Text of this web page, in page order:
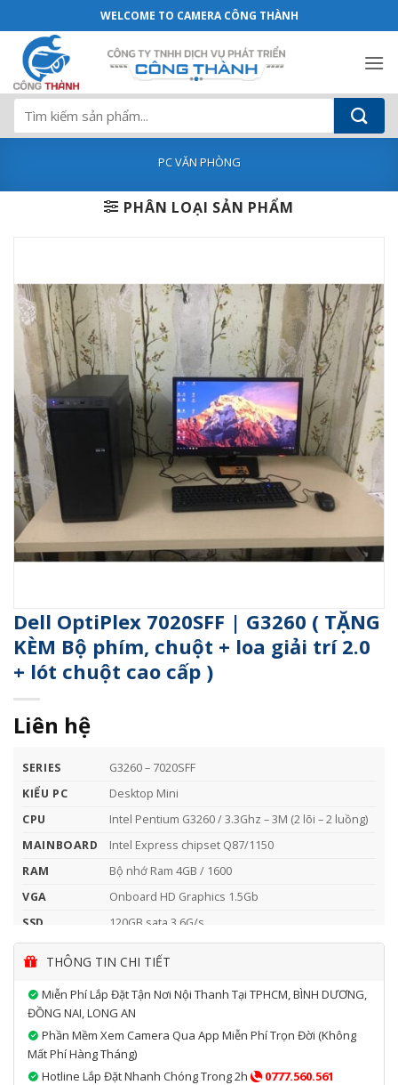
qua
dung
Dell OptiPlex 7020SFF | G3260 ( TẶNG
WELCOME TO CAMERA CÔNG THÀNH
Tìm
kiếm:
PC VĂN PHÒNG
PHÂN LOẠI SẢN PHẨM
Dell OptiPlex 7020SFF | G3260 ( TẶNG
KÈM Bộ phím, chuột + loa giải trí 2.0
+ lót chuột cao cấp )
Liên hệ
SERIES
G3260 – 7020SFF
KIỂU PC
Desktop Mini
CPU
Intel Pentium G3260 / 3.3Ghz – 3M (2 lõi – 2 luồng)
MAINBOARD
Intel Express chipset Q87/1150
RAM
Bộ nhớ Ram 4GB / 1600
VGA
Onboard HD Graphics 1.5Gb
SSD
120GB sata 3 6G/s
HDD
Seagate 500g Sata 3 7200rpm
TẶNG KÈM
Bộ phím chuột Văn Phòng + loa 2.0 + lót chuột cao
cấp
DVD
Ổ DVD Rom
10/100/1000 Intel
THÔNG TIN CHI TIẾT
Miễn Phí Lắp Đặt Tận Nơi Nội Thanh Tại TPHCM, BÌNH DƯƠNG,
ĐỒNG NAI, LONG AN
Phần Mềm Xem Camera Qua App Miễn Phí Trọn Đời (không
Mất Phí Hàng Tháng)
Hotline Lắp Đặt Nhanh Chóng Trong 2h
0777.560.561